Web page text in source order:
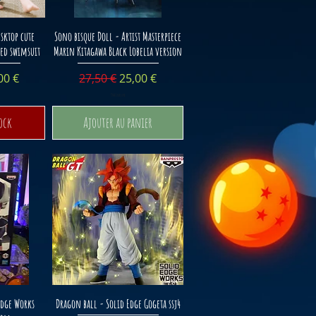
cute
swimsuit
promotionnel
€
Aperçu rapide
Sono bisque Doll - Artist Masterpiece
Marin Kitagawa Black Lobelia version
Prix original
27,50 € Prix promotionnel
25,00 €
Ajouter au panier
Works
Aperçu rapide
Dragon ball - Solid Edge Gogeta ssj4